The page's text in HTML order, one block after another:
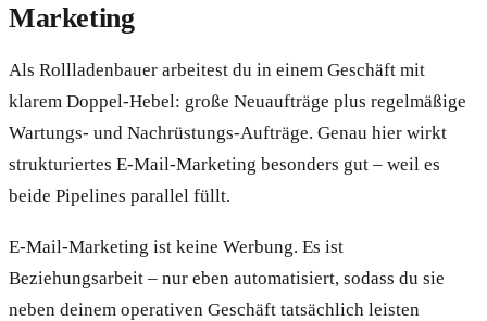
Marketing
Als Rollladenbauer arbeitest du in einem Geschäft mit
klarem Doppel-Hebel: große Neuaufträge plus regelmäßige
Wartungs- und Nachrüstungs-Aufträge. Genau hier wirkt
strukturiertes E-Mail-Marketing besonders gut – weil es
beide Pipelines parallel füllt.
E-Mail-Marketing ist keine Werbung. Es ist
Beziehungsarbeit – nur eben automatisiert, sodass du sie
neben deinem operativen Geschäft tatsächlich leisten